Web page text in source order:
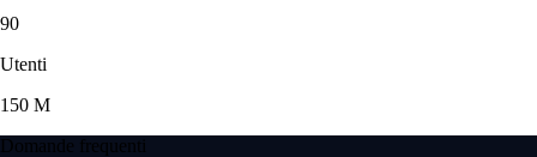
90
Utenti
150 M
Domande frequenti